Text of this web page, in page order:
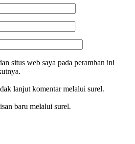
situs web saya pada peramban ini
lanjut komentar melalui surel.
baru melalui surel.